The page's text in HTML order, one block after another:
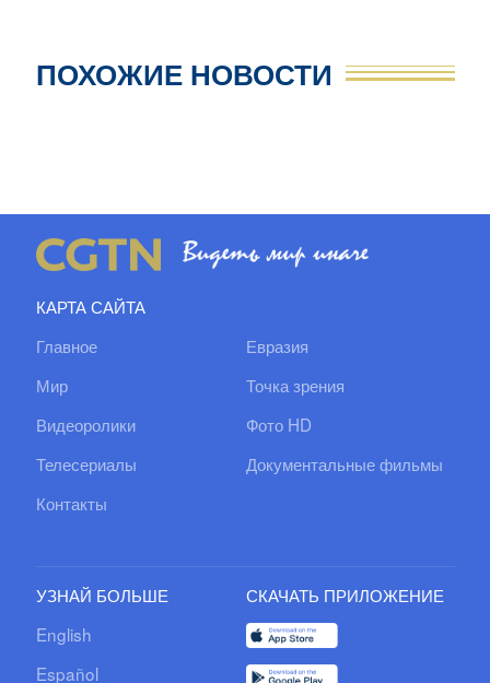
ПОХОЖИЕ НОВОСТИ
КАРТА САЙТА
Главное
Евразия
Мир
Точка зрения
Видеоролики
Фото HD
Телесериалы
Документальные фильмы
Контакты
УЗНАЙ БОЛЬШЕ
English
Español
СКАЧАТЬ ПРИЛОЖЕНИЕ